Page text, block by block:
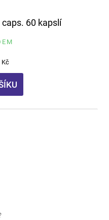
60 kapslí
Kč